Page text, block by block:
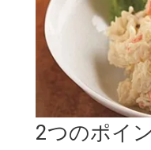
2つのポイ